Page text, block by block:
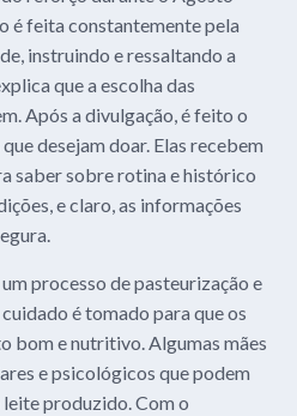
é feita constantemente pela
instruindo e ressaltando a
que a escolha das
Após a divulgação, é feito o
desejam doar. Elas recebem
saber sobre rotina e histórico
e claro, as informações
processo de pasteurização e
é tomado para que os
bom e nutritivo. Algumas mães
e psicológicos que podem
produzido. Com o